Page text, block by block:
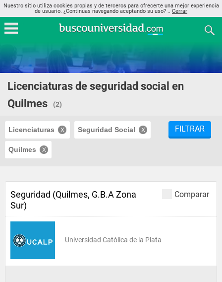
Nuestro sitio utiliza cookies propias y de terceros para ofrecerte una mejor experiencia
de usuario. ¿Continuas navegando aceptando su uso? .. Cerrar
Licenciaturas de seguridad social en
Quilmes
(2)
Licenciaturas Seguridad Social
Quilmes
FILTRAR
Comparar
Seguridad (Quilmes, G.B.A Zona
Sur)
Universidad Católica de la Plata